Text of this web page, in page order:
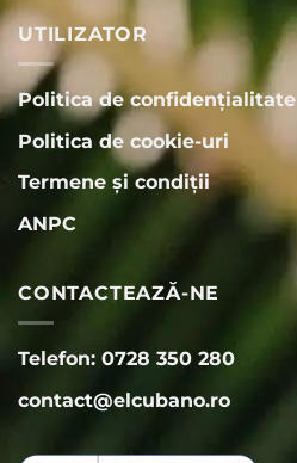
UTILIZATOR
Politica de confidențialitate
Politica de cookie-uri
Termene și condiții
ANPC
CONTACTEAZĂ-NE
Telefon: 0728 350 280
contact@elcubano.ro